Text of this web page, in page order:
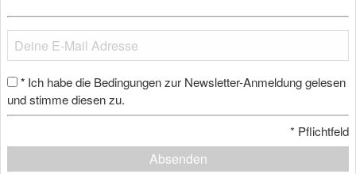
* Ich habe die Bedingungen zur Newsletter-Anmeldung gelesen
und stimme diesen zu.
* Pflichtfeld
Absenden